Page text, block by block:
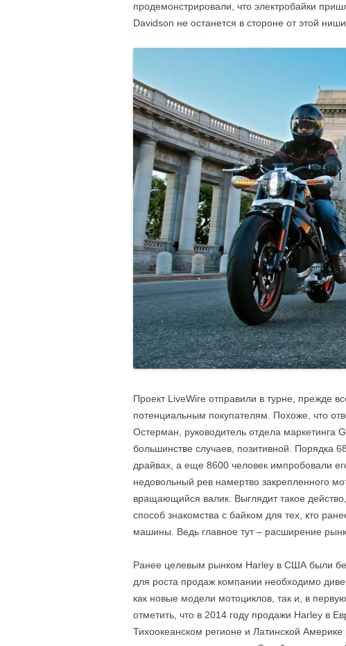
продемонстрировали, что электробайки
Davidson не останется в стороне от этой ниши.
Проект LiveWire отправили в турне, прежде
потенциальным покупателям. Похоже, что
Остерман, руководитель отдела
большинстве случаев, позитивной. Порядка
драйвах, а еще 8600 человек импробовали
недовольный рев намертво закрепленного
вращающийся валик. Выглядит такое
способ знакомства с байком для тех, кто
машины. Ведь главное тут – расширение
Ранее целевым рынком Harley в США были
для роста продаж компании необходимо
как новые модели мотоциклов, так и, в
отметить, что в 2014 году продажи Harley в
Тихоокеанском регионе и Латинской